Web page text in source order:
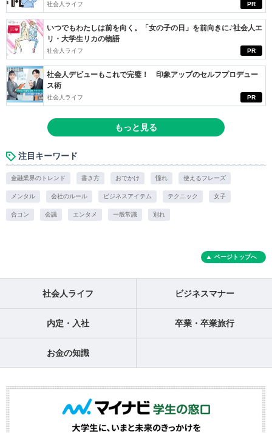
PR
社会人ライフ
PR
いつでもわたしは前を向く。「女の子の日」を前向きに♪社会人エ
リ・大学生リカの物語
社会人ライフ
PR
社会人デビューもこれで完璧！ 印象アップのセルフプロデュー
ス術
社会人ライフ
もっと見る
注目キーワード
金融業界のトレンド 書き方 おでかけ 憧れ 使えるフレーズ
メンタル 会社のルール ビジネスアイテム テクニック 女子
合コン 会議 エンタメ 一般常識 別れ
ページトップへ
社会人ライフ ビジネスマナー
内定・入社 卒業・卒業旅行
お金の知識